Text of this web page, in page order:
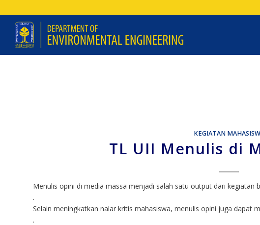
KEGIATAN
TL UII Menulis di
Menulis opini di media massa menjadi salah satu output dari kegiatan
.
Selain meningkatkan nalar kritis mahasiswa, menulis opini juga dapat
.